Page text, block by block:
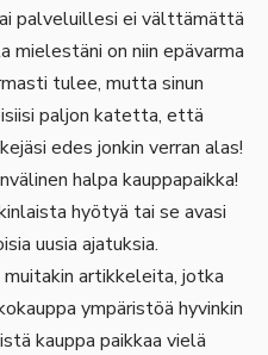
palveluillesi ei välttämättä
mielestäni on niin epävarma
tulee, mutta sinun
paljon katetta, että
edes jonkin verran alas!
halpa kauppapaikka!
hyötyä tai se avasi
uusia ajatuksia.
artikkeleita, jotka
ympäristöä hyvinkin
kauppa paikkaa vielä